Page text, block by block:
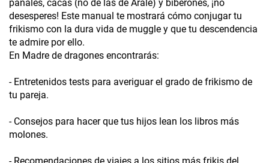
pañales, cacas (no de las de Arale) y biberones, ¡no
desesperes! Este manual te mostrará cómo conjugar tu
frikismo con la dura vida de muggle y que tu descendencia
te admire por ello.
En Madre de dragones encontrarás:
- Entretenidos tests para averiguar el grado de frikismo de
tu pareja.
- Consejos para hacer que tus hijos lean los libros más
molones.
- Recomendaciones de viajes a los sitios más frikis del